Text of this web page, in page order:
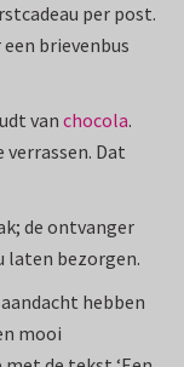
per post.
brievenbus
van chocola.
Dat
de ontvanger
laten bezorgen.
hebben
mooi